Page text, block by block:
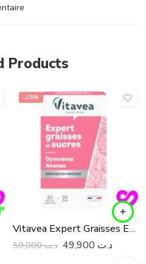
Products
-15%
Vitavea Expert Graisses Et Sucres 40 Gélules
د.ت59,000 د.ت